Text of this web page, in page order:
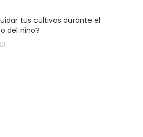
tus cultivos durante el
del niño?